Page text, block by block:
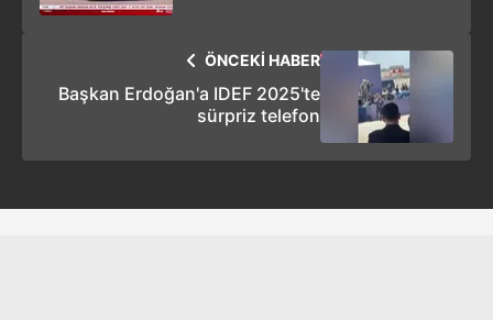
ÖNCEKİ HABER
Başkan Erdoğan'a IDEF 2025'te
sürpriz telefon